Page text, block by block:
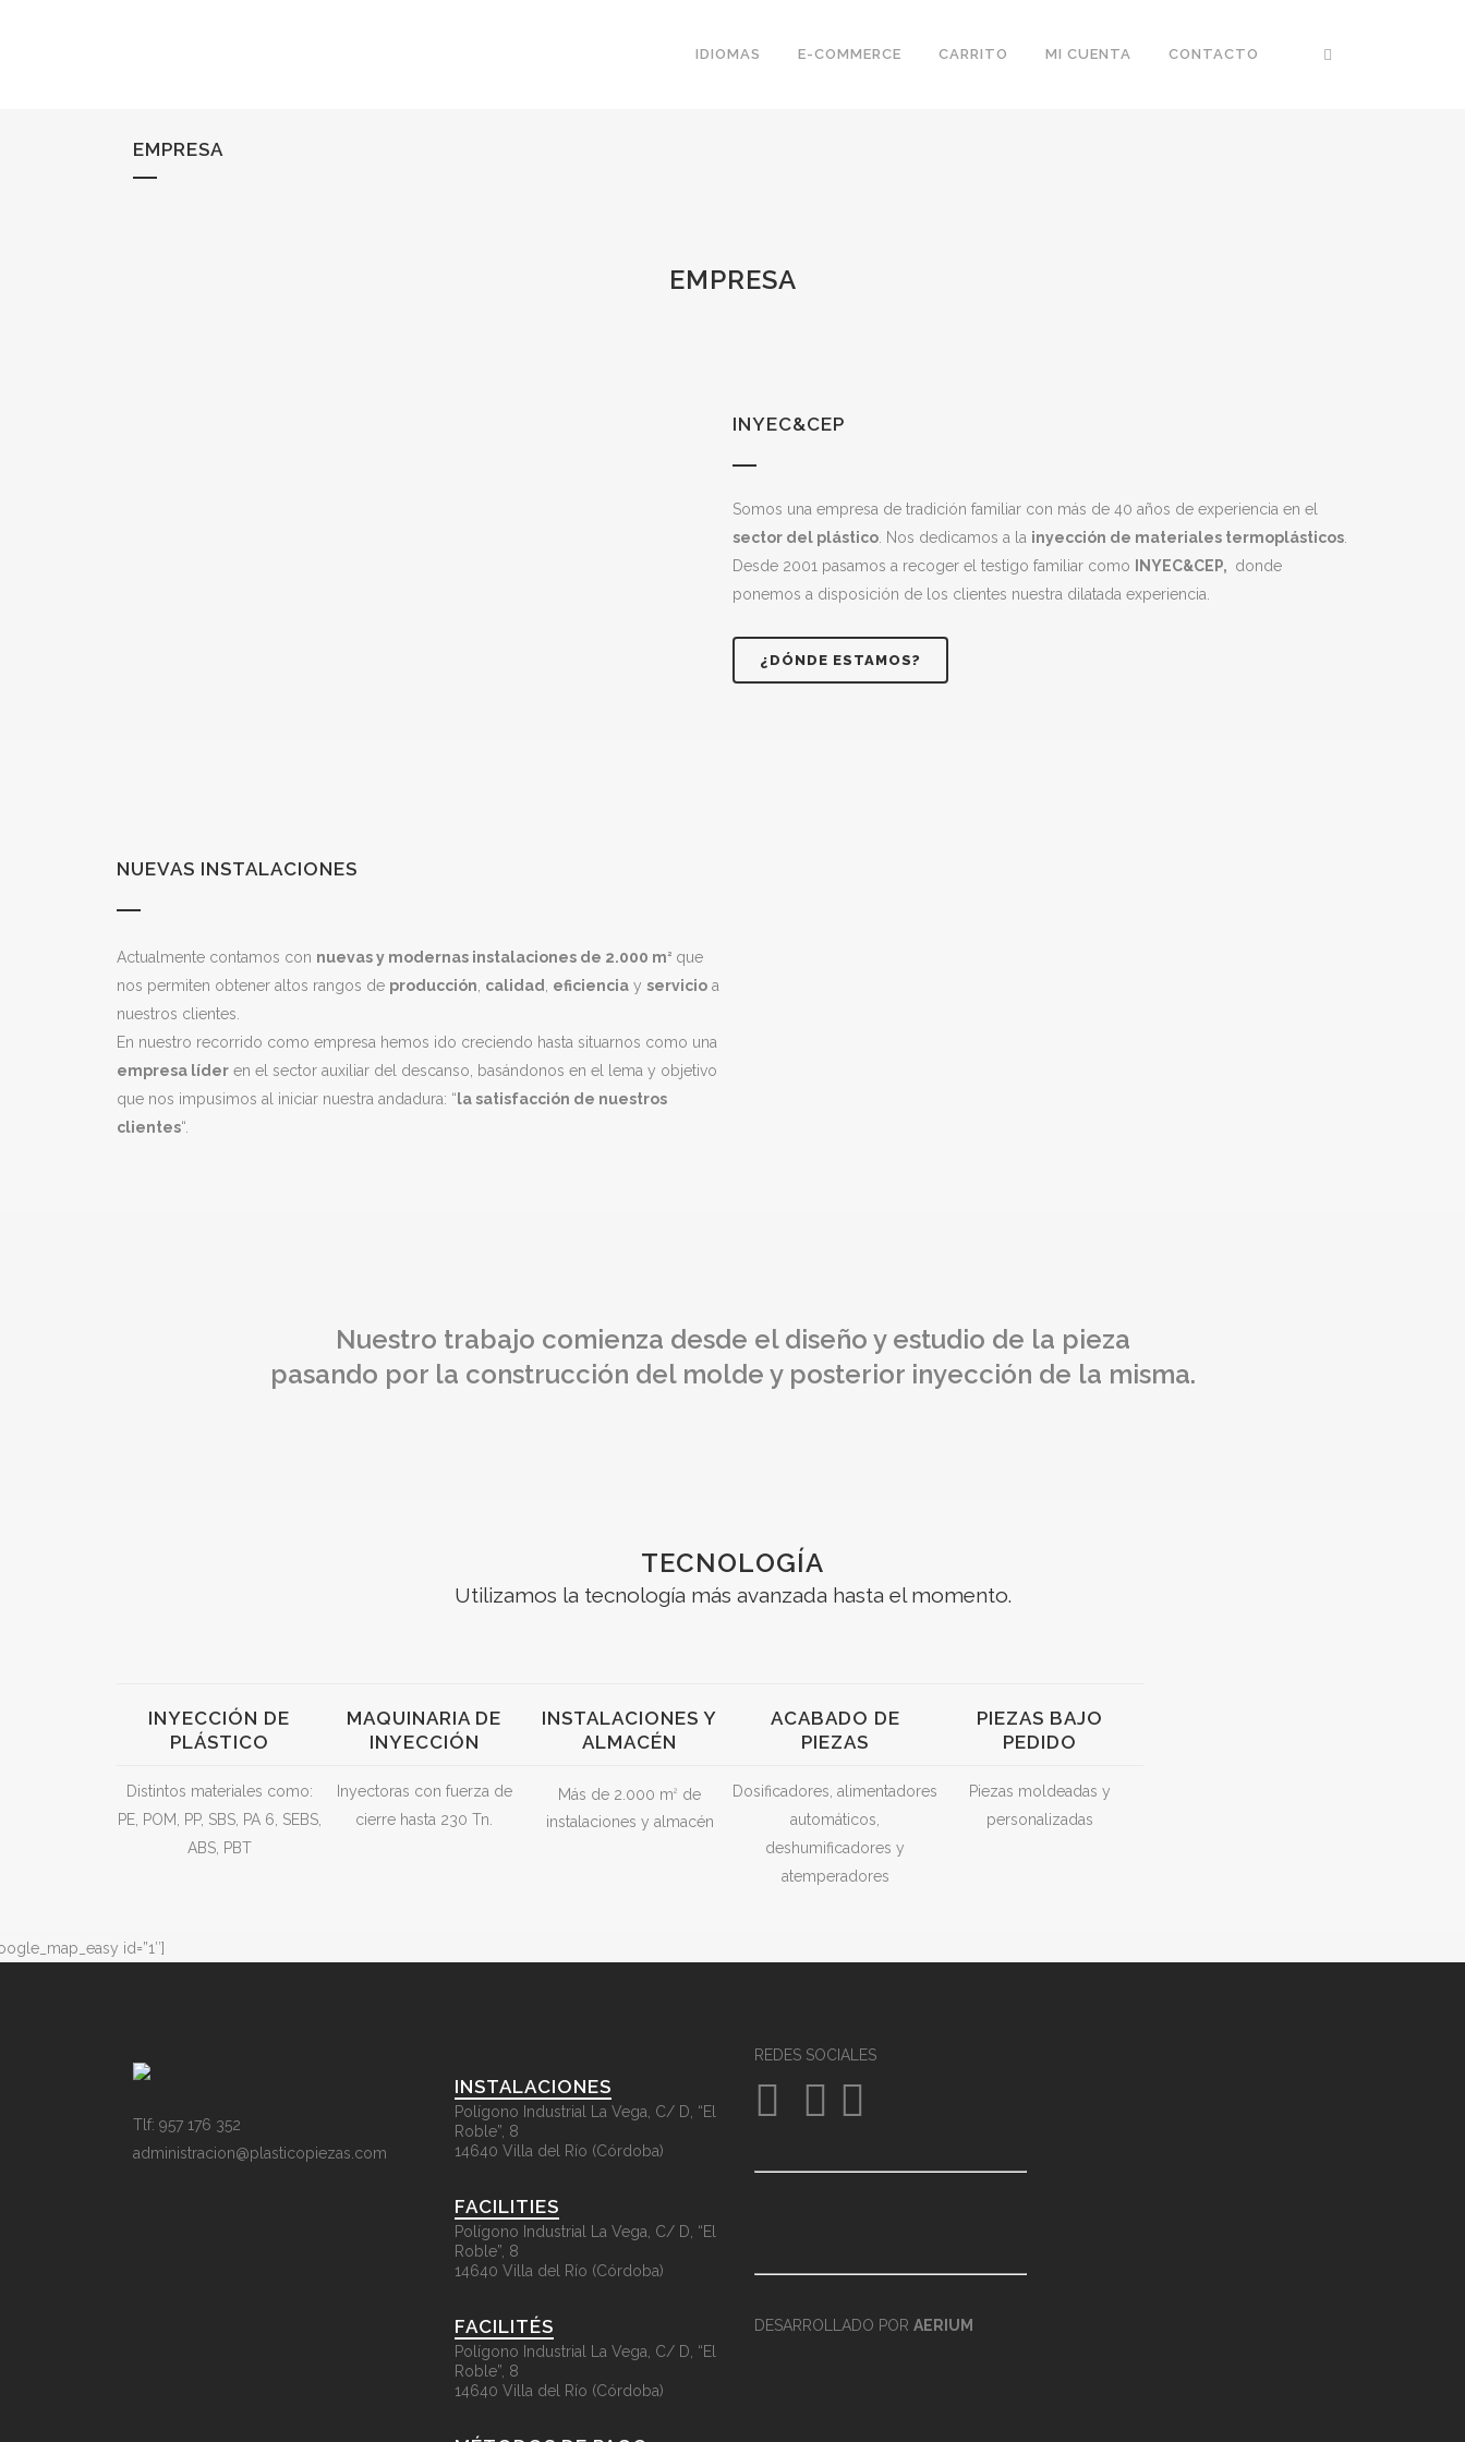
IDIOMAS E-COMMERCE CARRITO MI CUENTA CONTACTO
EMPRESA
EMPRESA
INYEC&CEP
Somos una empresa de tradición familiar con más de 40 años de experiencia en el
sector del plástico . Nos dedicamos a la inyección de materiales termoplásticos
Desde 2001 pasamos a recoger el testigo familiar como
INYEC&CEP, donde
ponemos a disposición de los clientes nuestra dilatada experiencia.
¿DÓNDE ESTAMOS?
NUEVAS INSTALACIONES
Actualmente contamos con nuevas y modernas instalaciones de 2.000 m2 que
nos permiten obtener altos rangos de producción calidad eficiencia y servicio a
nuestros clientes.
En nuestro recorrido como empresa hemos ido creciendo hasta situarnos como una
empresa líder en el sector auxiliar del descanso, basándonos en el lema y objetivo
que nos impusimos al iniciar nuestra andadura: “ la satisfacción de nuestros
clientes“.
Nuestro trabajo comienza desde el diseño y estudio de la pieza
pasando por la construcción del molde y posterior inyección de la misma.
TECNOLOGÍA
Utilizamos la tecnología más avanzada hasta el momento.
INYECCIÓN DE
PLÁSTICO
Distintos materiales como:
PE, POM, PP, SBS, PA 6, SEBS,
ABS, PBT
MAQUINARIA DE
INYECCIÓN
Inyectoras con fuerza de
cierre hasta 230 Tn.
INSTALACIONES Y
ALMACÉN
Más de 2.000 m2
de
instalaciones y almacén
ACABADO DE
PIEZAS
Dosificadores, alimentadores
automáticos,
deshumificadores y
atemperadores
PIEZAS BAJO
PEDIDO
Piezas moldeadas y
personalizadas
id=”1″]
Tlf: 957 176 352
administracion@plasticopiezas.com
INSTALACIONES
Polígono Industrial La Vega, C/ D, “El
Roble”, 8
14640 Villa del Río (Córdoba)
FACILITIES
Polígono Industrial La Vega, C/ D, “El
Roble”, 8
14640 Villa del Río (Córdoba)
FACILITÉS
Polígono Industrial La Vega, C/ D, “El
Roble”, 8
14640 Villa del Río (Córdoba)
REDES SOCIALES
DESARROLLADO POR AERIUM